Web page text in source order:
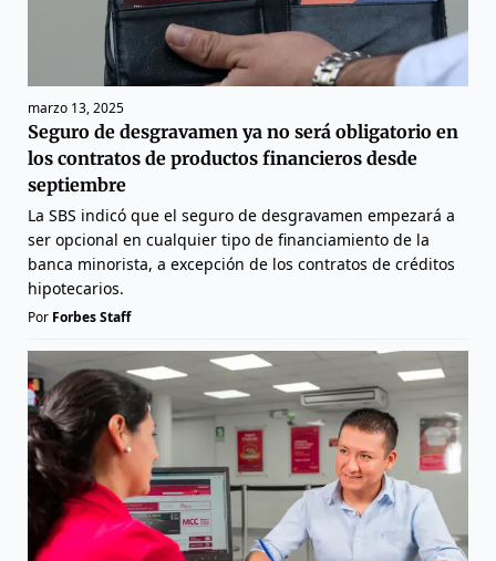
marzo 13, 2025
Seguro de desgravamen ya no será obligatorio en
los contratos de productos financieros desde
septiembre
La SBS indicó que el seguro de desgravamen empezará a
ser opcional en cualquier tipo de financiamiento de la
banca minorista, a excepción de los contratos de créditos
hipotecarios.
Por Forbes Staff